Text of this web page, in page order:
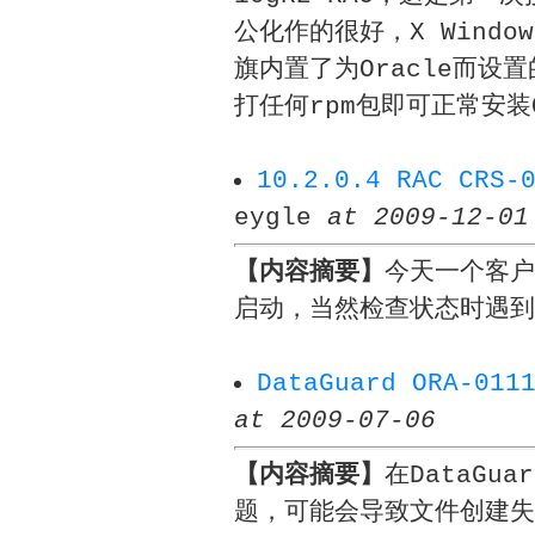
公化作的很好，X
旗内置了为Oracle而设置
打任何rpm包即可正常安
10.2.0.4 RAC CRS-
eygle at 2009-12-01
【内容摘要】 今天一个客
启动，当然检查状态时遇
DataGuard ORA-
at 2009-07-06
【内容摘要】 在
题，可能会导致文件创建